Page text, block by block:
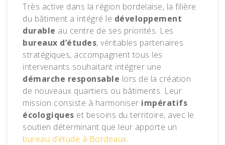
Très active dans la région bordelaise, la filière
du bâtiment a intégré le développement
durable au centre de ses priorités. Les
bureaux d’études, véritables partenaires
stratégiques, accompagnent tous les
intervenants souhaitant intégrer une
démarche responsable lors de la création
de nouveaux quartiers ou bâtiments. Leur
mission consiste à harmoniser impératifs
écologiques et besoins du territoire, avec le
soutien déterminant que leur apporte un
bureau d’étude à Bordeaux.